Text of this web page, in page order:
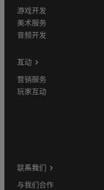
游戏开发
美术服务
音频开发
互动
营销服务
玩家互动
联系我们
与我们合作